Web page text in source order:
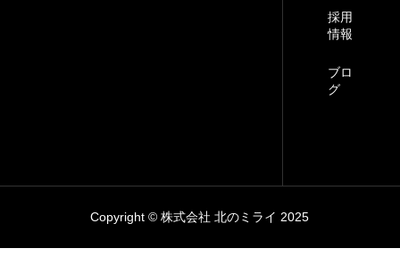
採用
情報
ブロ
グ
Copyright © 株式会社 北のミライ 2025